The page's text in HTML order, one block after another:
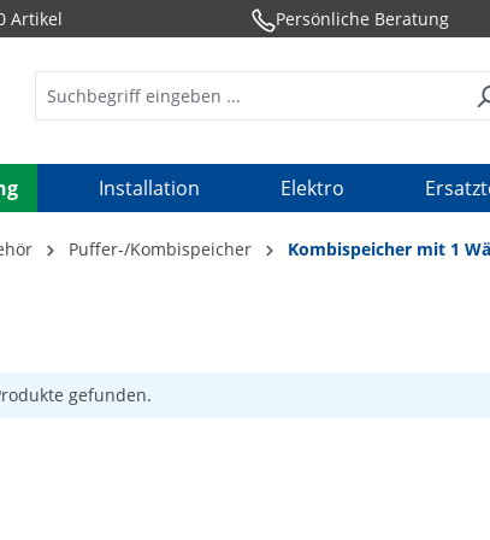
Artikel Persönliche Beratung
Installation Elektro
Puffer-/Kombispeicher Kombispeicher mit 1
gefunden.